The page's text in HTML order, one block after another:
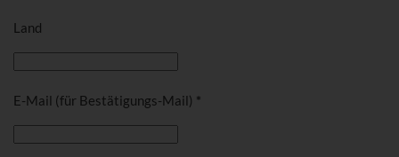
Land
E-Mail (für Bestätigungs-Mail) *